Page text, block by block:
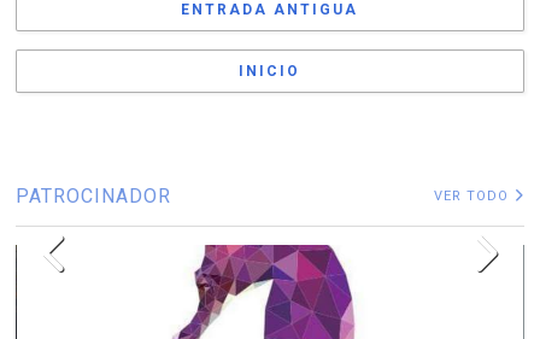
ENTRADA ANTIGUA
INICIO
PATROCINADOR VER TODO